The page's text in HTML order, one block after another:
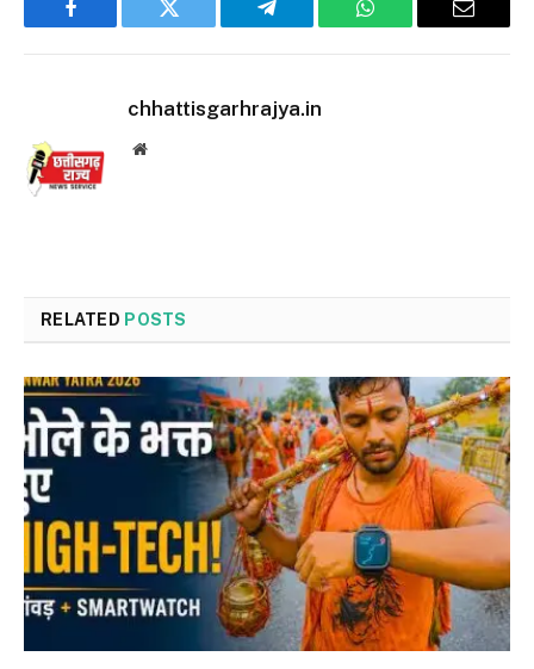
Facebook Twitter Telegram WhatsApp Email
chhattisgarhrajya.in
Website
RELATED POSTS